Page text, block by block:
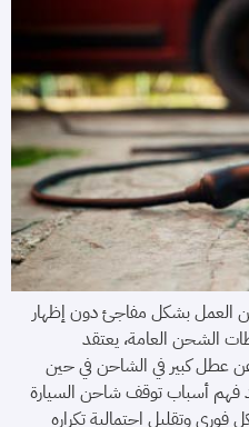
العمل بشكل مفاجئ دون إظهار
الشحن العامة، يعتقد
عطل كبير في الشاحن في حين
أسباب توقف شاحن السيارة
فوري وتقليل احتمالية تكراره